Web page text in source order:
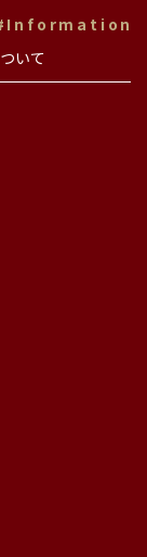
いて